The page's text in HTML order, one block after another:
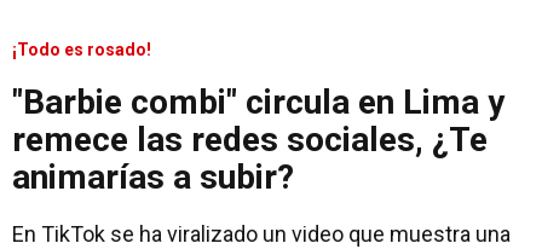
¡Todo es rosado!
"Barbie combi" circula en Lima y
remece las redes sociales, ¿Te
animarías a subir?
En TikTok se ha viralizado un video que muestra una